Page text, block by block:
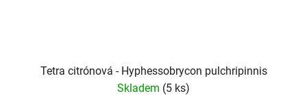
Tetra citrónová - Hyphessobrycon pulchripinnis
Skladem (5 ks)